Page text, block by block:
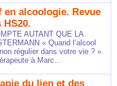
alcoologie. Revue
HS20.
AUTANT QUE LA
« Quand l’alcool
régulier dans votre vie ? ».
à Marc...
du lien et des